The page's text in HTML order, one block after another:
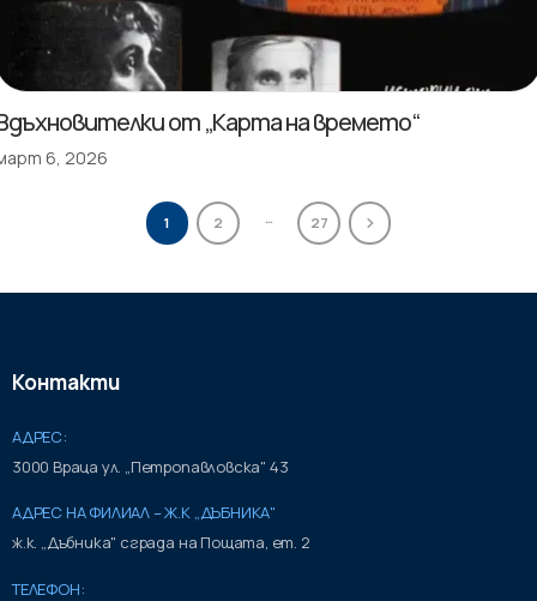
от „Карта на времето“
6, 2026
1 2 … 27
Контакти
АДРЕС:
3000 Враца ул. „Петропавловска" 43
АДРЕС НА ФИЛИАЛ – Ж.К „ДЪБНИКА"
ж.к. „Дъбника" сграда на Пощата, ет. 2
ТЕЛЕФОН: